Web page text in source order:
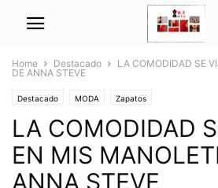
Home Destacado
LA COMODIDAD SE
DE ANNA STEVE
Destacado MODA Zapatos
LA COMODIDAD
EN MIS
ANNA STEVE